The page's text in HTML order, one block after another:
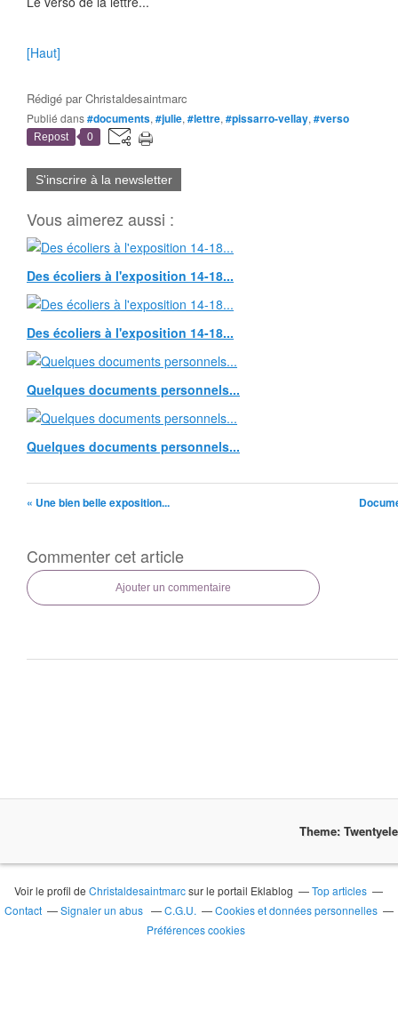
[Haut]
Rédigé parChristaldesaintmarc
Publié dans#documents, #julie, #lettre, #pissarro-vellay, #verso
Repost 0
S'inscrire à la newsletter
Vous aimerez aussi :
Des écoliers à l'exposition 14-18...
Des écoliers à l'exposition 14-18...
Quelques documents personnels...
Quelques documents personnels...
« Une bien belle exposition...
Commenter cet article
Ajouter un commentaire
Theme:
Voir le profil deChristaldesaintmarcsur le portail Eklablog
Top articles
Contact
Signaler un abus C.G.U.
Cookies et données personnelles
Préférences cookies